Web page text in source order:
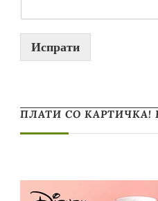
Испрати
ПЛАТИ СО КАРТИЧКА!